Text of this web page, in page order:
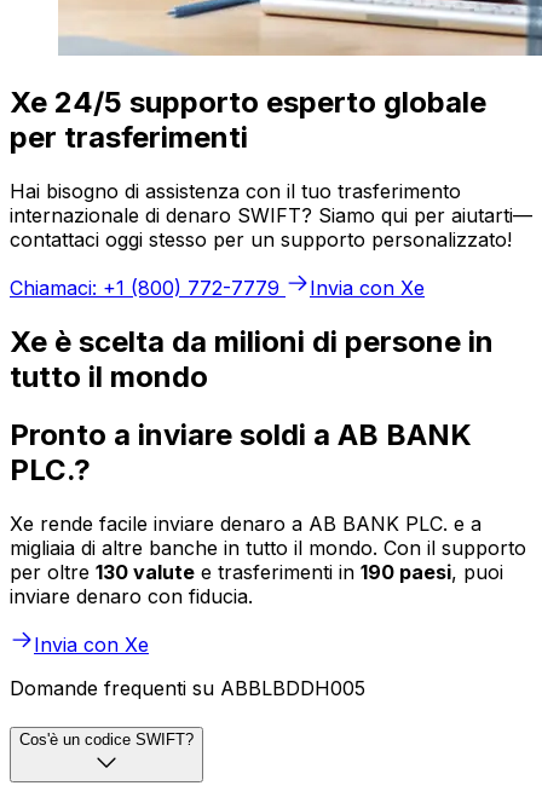
Xe 24/5 supporto esperto globale
per trasferimenti
Hai bisogno di assistenza con il tuo trasferimento
internazionale di denaro SWIFT? Siamo qui per aiutarti—
contattaci oggi stesso per un supporto personalizzato!
Chiamaci: +1 (800) 772-7779
Invia con Xe
Xe è scelta da milioni di persone in
tutto il mondo
Pronto a inviare soldi a AB BANK
PLC.?
Xe rende facile inviare denaro a AB BANK PLC. e a
migliaia di altre banche in tutto il mondo. Con il supporto
per oltre 130 valute e trasferimenti in 190 paesi, puoi
inviare denaro con fiducia.
Invia con Xe
Domande frequenti su ABBLBDDH005
Cos'è un codice SWIFT?